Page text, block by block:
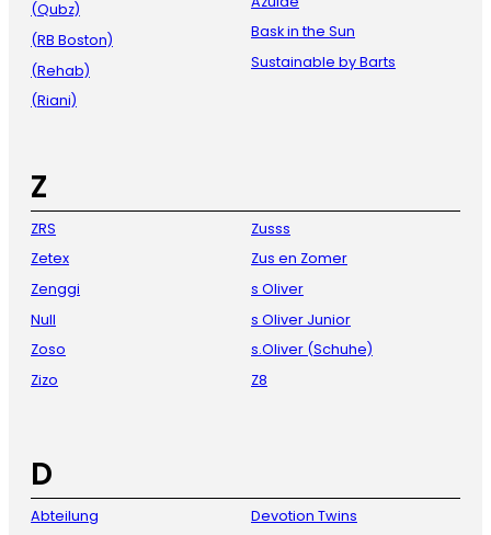
(Qubz)
(RB Boston)
(Rehab)
(Riani)
Bask in the Sun
Sustainable by Barts
Z
ZRS
Zetex
Zenggi
Null
Zoso
Zizo
Zusss
Zus en Zomer
s Oliver
s Oliver Junior
s.Oliver (Schuhe)
Z8
D
Abteilung
Devotion Twins